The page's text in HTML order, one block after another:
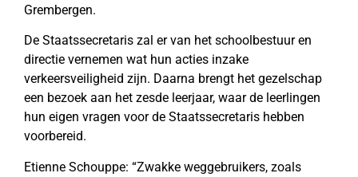
Grembergen.
De Staatssecretaris zal er van het schoolbestuur en
directie vernemen wat hun acties inzake
verkeersveiligheid zijn. Daarna brengt het gezelschap
een bezoek aan het zesde leerjaar, waar de leerlingen
hun eigen vragen voor de Staatssecretaris hebben
voorbereid.
Etienne Schouppe: “Zwakke weggebruikers, zoals